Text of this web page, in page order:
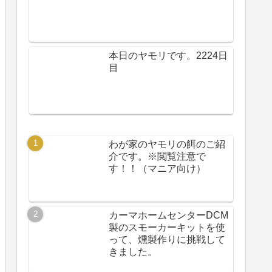
本日のヤモリです。2224日
目
わが家のヤモリの餌のご紹
介です。※閲覧注意で
す！！（マニア向け）
カーマホームセンターDCM
製のスモーカーキットを使
って、燻製作りに挑戦して
きました。